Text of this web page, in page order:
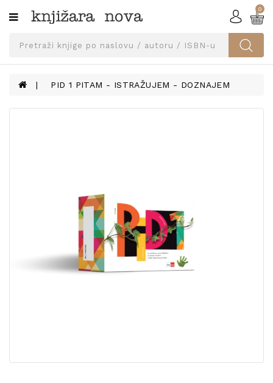
Kategorije
SVEUČILIŠNA
UDŽBENICI
KNJIGE
0
PID 1 PITAM - ISTRAŽUJEM - DOZNAJEM